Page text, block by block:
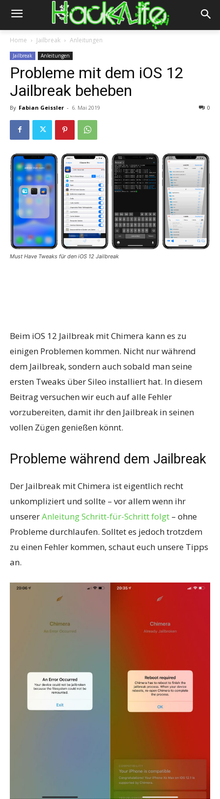
Home Jailbreak Anleitungen
Jailbreak Anleitungen
Probleme mit dem iOS 12
Jailbreak beheben
By Fabian Geissler - 6. Mai 2019 0
Must Have Tweaks für den iOS 12 Jailbreak
Beim iOS 12 Jailbreak mit Chimera kann es zu
einigen Problemen kommen. Nicht nur während
dem Jailbreak, sondern auch sobald man seine
ersten Tweaks über Sileo installiert hat. In diesem
Beitrag versuchen wir euch auf alle Fehler
vorzubereiten, damit ihr den Jailbreak in seinen
vollen Zügen genießen könnt.
Probleme während dem Jailbreak
Der Jailbreak mit Chimera ist eigentlich recht
unkompliziert und sollte – vor allem wenn ihr
unsererAnleitung Schritt-für-Schritt folgt – ohne
Probleme durchlaufen. Solltet es jedoch trotzdem
zu einen Fehler kommen, schaut euch unsere Tipps
an.